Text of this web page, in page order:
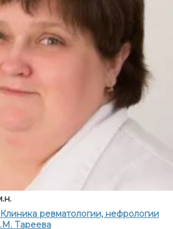
Клиника ревматологии, нефрологии
Тареева